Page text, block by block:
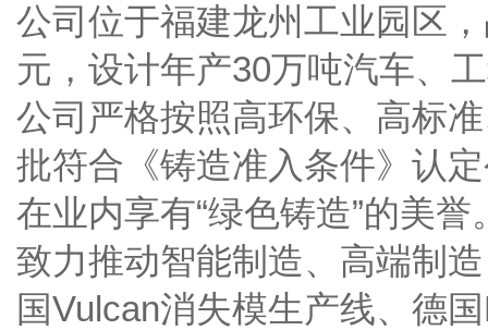
公司位于福建龙州工业园区
元，设计年产30万吨汽车、
公司严格按照高环保、高标
批符合《铸造准入条件》认
在业内享有“绿色铸造”的美
致力推动智能制造、高端制
国Vulcan消失模生产线、德